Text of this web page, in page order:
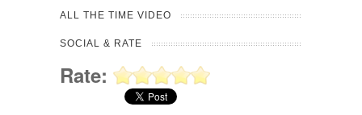
ALL THE TIME VIDEO
SOCIAL & RATE
Rate: